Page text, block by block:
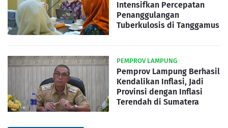
Intensifkan Percepatan
Penanggulangan
Tuberkulosis di Tanggamus
PEMPROV LAMPUNG
Pemprov Lampung Berhasil
Kendalikan Inflasi, Jadi
Provinsi dengan Inflasi
Terendah di Sumatera